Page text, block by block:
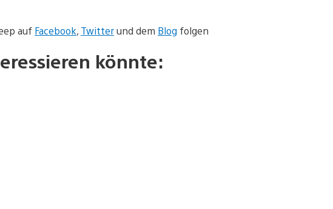
auf Facebook, Twitterund dem Blog folgen
könnte: